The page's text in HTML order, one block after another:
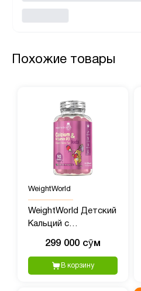
Похожие товары
WeightWorld
WeightWorld Детский
Кальций с
жевательных мишек
299 000 сӯм
В корзину